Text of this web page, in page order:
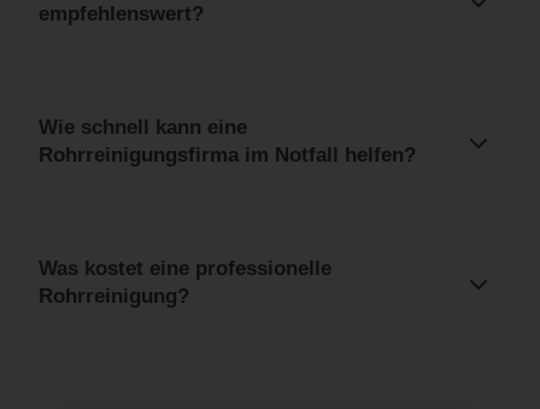
empfehlenswert?
Wie schnell kann eine
Rohrreinigungsfirma im Notfall helfen?
Was kostet eine professionelle
Rohrreinigung?